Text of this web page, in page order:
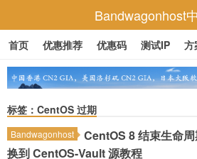
Bandwagonhost
首页 优惠推荐 优惠码 测试IP 方
标签：CentOS 过期
Bandwagonhost
CentOS 8 结束生命
换到 CentOS-Vault 源教程